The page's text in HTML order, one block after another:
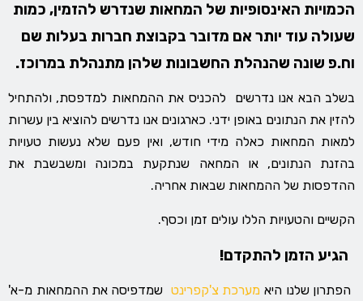
הכמויות האינסופיות של המחאות שנדרש להזמין, כמות
שעולה עוד יותר אם מדובר בקבוצת חברות בעלות שם
וח.פ שונה שהנהלת החשבונות שלהן מתנהלת במרוכז.
בשלב הבא אנו נדרשים להכניס את ההמחאות למדפסת, ולהתחיל
להזין את הנתונים באופן ידני. כארגונים אנו נדרשים להוציא בין עשרות
למאות המחאות כאלה מידי חודש, ואין פעם שלא נעשות טעויות
בהזנת הנתונים, או המחאה שנתקעת במכונה ומשבשבת את
ההדפסות של ההמחאות שבאות אחריה.
הקשיים והטעויות הללו עולים זמן וכסף.
הגיע הזמן להתקדם!
הפתרון שלנו היא מערכת צ'קפרינט שמדפיסה את ההמחאות מ-א'